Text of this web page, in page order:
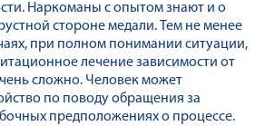
Наркоманы с опытом знают и о
стороне медали. Тем не менее
при полном понимании ситуации,
лечение зависимости от
сложно. Человек может
по поводу обращения за
предположениях о процессе.